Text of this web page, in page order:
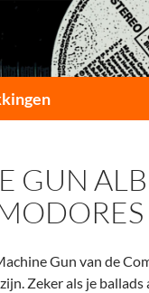
GUN
Gun van de
Zeker als je ballads